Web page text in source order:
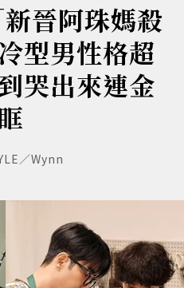
晉阿珠媽殺
型男性格超
哭出來連金
／Wynn